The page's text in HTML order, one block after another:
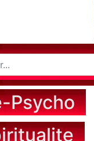
Psycho